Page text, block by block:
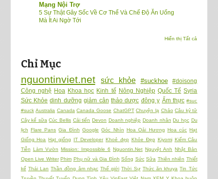
Mạng Nội Trợ
5 Sự Thật Gây Sốc Về Cơ Thể Và Chế Độ Ăn Uống
Mà Ít Ai Ngờ Tới
Hiển thị Tất cả
Chỉ Mục
nguontinviet.net sức khỏe #suckhoe
#doisong
Công nghệ Hoa Khoa học Kinh tế Nông Nghiệp Quốc Tế Syria
Sức Khỏe dinh dưỡng giảm cân thảo dược đông y Ẩm thực #suc
#suck Australia Canada Canada Goose ChatGPT Chuyện lạ Chảo Câu kỷ tử
Cây kế sữa Cúc Bellis Cải tiến Devon Doanh nghiệp Doanh nhân Du học Du
lịch Flare Pans Gia Đình Google Góc Nhìn Hoa Oải Hương Hoa cúc Hạt
Giống Hoa Hạt giống IT Developer Khoẻ đẹp Khỏe Đẹp Kiyomi Kiếm Câu
Tiễn Làm Vườn Mission: Impossible 6 Nguontin.Net Nguyệt Anh Nhật Bản
Open Live Writer Phim Phụ nữ và Gia Đình Sống Sức Sữa Thiên nhiên Thiết
kế Thái Lan Thần đồng âm nhạc Thế giới Thời Sự Thức ăn khuya Tin Tức